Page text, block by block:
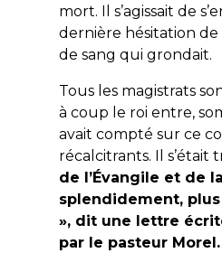
mort. Il s’agissait de
dernière hésitation
de sang qui grondait.
Tous les magistrats
à coup le roi entre,
avait compté sur ce
récalcitrants. Il s’était
de l’Évangile et de
splendidement,
», dit une lettre
par le pasteur Morel.